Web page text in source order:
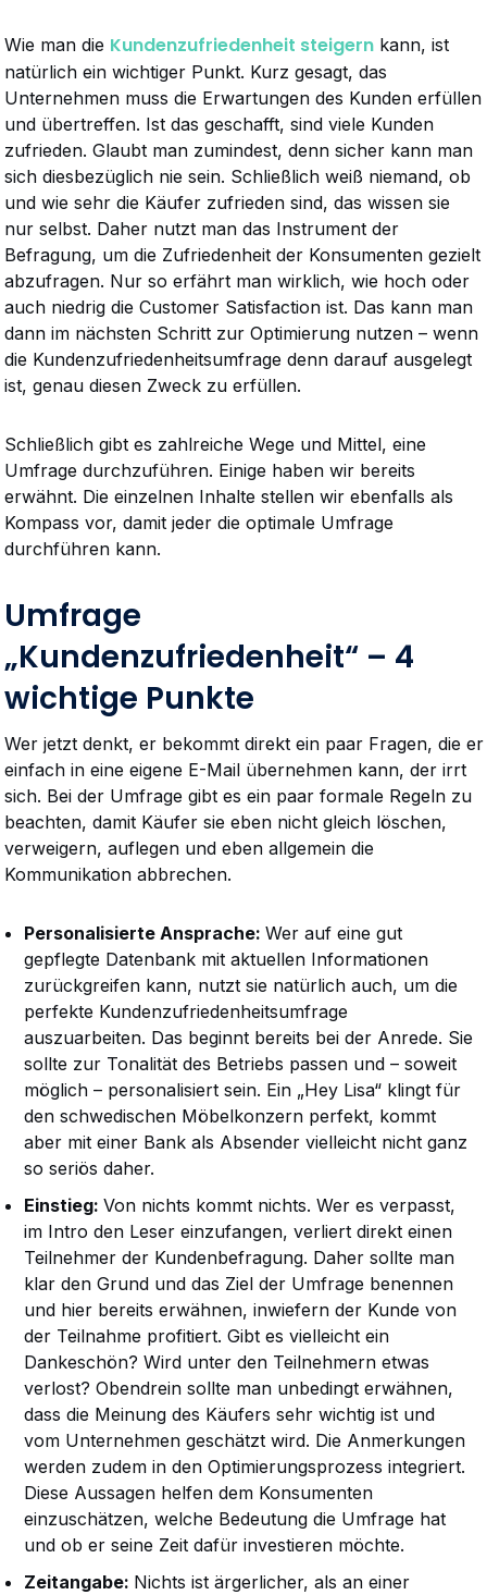
Wie man die Kundenzufriedenheit steigernkann, ist
natürlich ein wichtiger Punkt. Kurz gesagt, das
Unternehmen muss die Erwartungen des Kunden erfüllen
und übertreffen. Ist das geschafft, sind viele Kunden
zufrieden. Glaubt man zumindest, denn sicher kann man
sich diesbezüglich nie sein. Schließlich weiß niemand, ob
und wie sehr die Käufer zufrieden sind, das wissen sie
nur selbst. Daher nutzt man das Instrument der
Befragung, um die Zufriedenheit der Konsumenten gezielt
abzufragen. Nur so erfährt man wirklich, wie hoch oder
auch niedrig die Customer Satisfaction ist. Das kann man
dann im nächsten Schritt zur Optimierung nutzen – wenn
die Kundenzufriedenheitsumfrage denn darauf ausgelegt
ist, genau diesen Zweck zu erfüllen.
Schließlich gibt es zahlreiche Wege und Mittel, eine
Umfrage durchzuführen. Einige haben wir bereits
erwähnt. Die einzelnen Inhalte stellen wir ebenfalls als
Kompass vor, damit jeder die optimale Umfrage
durchführen kann.
Umfrage
„Kundenzufriedenheit“ – 4
wichtige Punkte
Wer jetzt denkt, er bekommt direkt ein paar Fragen, die er
einfach in eine eigene E-Mail übernehmen kann, der irrt
sich. Bei der Umfrage gibt es ein paar formale Regeln zu
beachten, damit Käufer sie eben nicht gleich löschen,
verweigern, auflegen und eben allgemein die
Kommunikation abbrechen.
Personalisierte Ansprache: Wer auf eine gut
gepflegte Datenbank mit aktuellen Informationen
zurückgreifen kann, nutzt sie natürlich auch, um die
perfekte Kundenzufriedenheitsumfrage
auszuarbeiten. Das beginnt bereits bei der Anrede. Sie
sollte zur Tonalität des Betriebs passen und – soweit
möglich – personalisiert sein. Ein „Hey Lisa“ klingt für
den schwedischen Möbelkonzern perfekt, kommt
aber mit einer Bank als Absender vielleicht nicht ganz
so seriös daher.
Einstieg: Von nichts kommt nichts. Wer es verpasst,
im Intro den Leser einzufangen, verliert direkt einen
Teilnehmer der Kundenbefragung. Daher sollte man
klar den Grund und das Ziel der Umfrage benennen
und hier bereits erwähnen, inwiefern der Kunde von
der Teilnahme profitiert. Gibt es vielleicht ein
Dankeschön? Wird unter den Teilnehmern etwas
verlost? Obendrein sollte man unbedingt erwähnen,
dass die Meinung des Käufers sehr wichtig ist und
vom Unternehmen geschätzt wird. Die Anmerkungen
werden zudem in den Optimierungsprozess integriert.
Diese Aussagen helfen dem Konsumenten
einzuschätzen, welche Bedeutung die Umfrage hat
und ob er seine Zeit dafür investieren möchte.
Zeitangabe: Nichts ist ärgerlicher, als an einer